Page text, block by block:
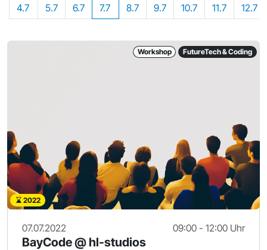
4.7
5.7
6.7
7.7
8.7
9.7
10.7
11.7
12.7
Workshop FutureTech & Coding
2022
07.07.2022 09:00 - 12:00 Uhr
BayCode @ hl-studios